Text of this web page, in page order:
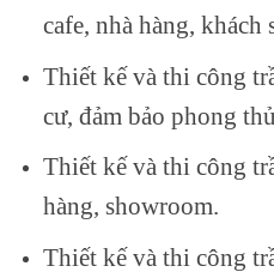
cafe, nhà hàng, khách
Thiết kế và thi công
cư, đảm bảo phong
Thiết kế và thi công
hàng, showroom.
Thiết kế và thi công